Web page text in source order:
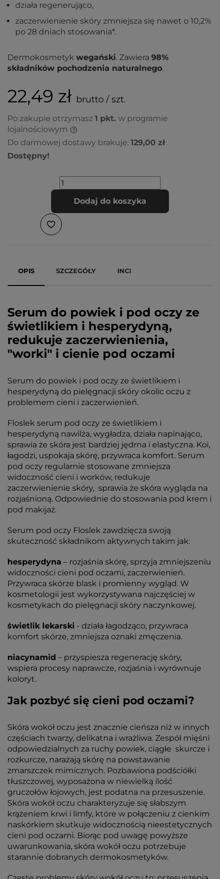
działa regenerująco,
zaczerwienienie skóry zmniejsza się nawet o 10,2%
po 28 dniach stosowania*.
Dermokosmetyk wegański. Zawiera 98%
składników pochodzenia naturalnego.
22,49 zł brutto / szt.
Po zakupie otrzymasz 1 pkt. w programie
lojalnościowym
Do darmowej dostawy brakuje: 129,00 zł
Dostępny!
Dodaj do koszyka
OPIS SZCZEGÓŁY INCI
Serum do powiek i pod oczy ze
świetlikiem i hesperydyną,
redukuje zaczerwienienia,
"worki" i cienie pod oczami
Serum do powiek i pod oczy ze świetlikiem i
hesperydyną do pielęgnacji skóry okolic oczu z
problemem cieni i zaczerwienień.
Floslek serum pod oczy ze świetlikiem i
hesperydyną nawilża, wygładza, działa napinająco,
sprawia że skóra jest bardziej jędrna i elastyczna. Koi,
łagodzi, uspokaja skórę, przywraca komfort. Serum
pod oczy regularnie stosowane zmniejsza
widoczność cieni i worków, redukuje
zaczerwienienie skóry, sprawia że skóra wygląda na
rozjaśnioną. Odpowiednie do stosowania pod krem i
pod makijaż.
Serum pod oczy Floslek zawdzięcza swoją
skuteczność składnikom aktywnych takim jak:
hesperydyna – rozjaśnia skórę, sprzyja zmniejszeniu
widoczności cieni pod oczami, zaczerwienień.
Przywraca skórze blask i promienny wygląd. W
kosmetologii jest wykorzystywana najczęściej w
kosmetykach do pielęgnacji skóry naczynkowej.
świetlik lekarski - działa łagodząco, przywraca
komfort skórze, zmniejsza oznaki zmęczenia.
niacynamid – przyspiesza regenerację skóry,
wspiera procesy naprawcze, rozjaśnia i wyrównuje
koloryt.
Jak pozbyć się cieni pod oczami?
Skóra wokół oczu jest znacznie cieńsza niż w innych
częściach twarzy, delikatna i wrażliwa. Zespół mięśni
odpowiedzialnych za ruchy powiek, ciągłe skurcze i
rozkurcze, narażają skórę na powstawanie
zmarszczek mimicznych. Pozbawiona podściółki
tłuszczowej, wyposażona w niewielką ilość
gruczołów łojowych, jest podatna na przesuszenie.
Skóra wokół oczu charakteryzuje się słabszym
krążeniem krwi i limfy, które w połączeniu z cienkim
naskórkiem skutkuje widocznością nieestetycznych
cieni pod oczami. Biorąc pod uwagę powyższe
uwarunkowania, skóra wokół oczu potrzebuje
starannie dobranych dermokosmetyków.